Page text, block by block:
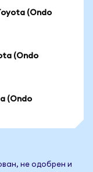
(Ondo
(Ondo
(Ondo
не одобрен и